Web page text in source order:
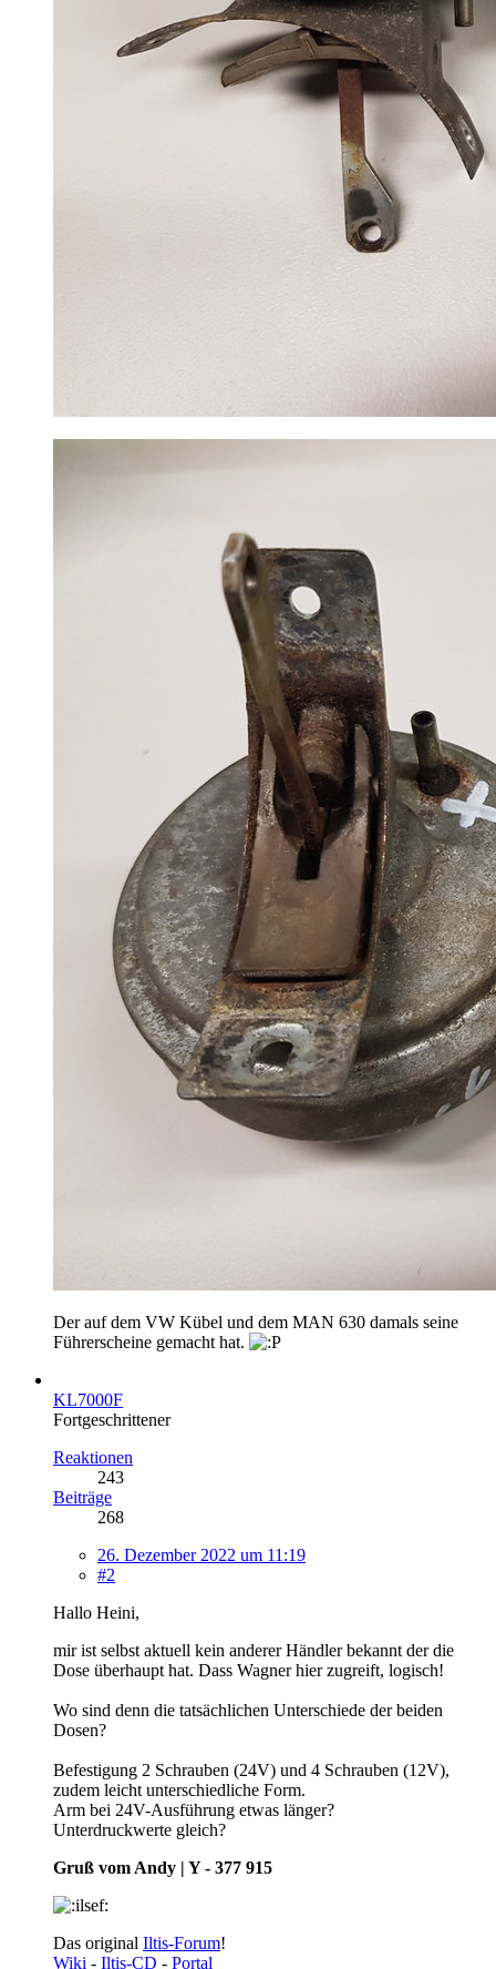
Der auf dem VW Kübel und dem MAN 630 damals seine
Führerscheine gemacht hat.
KL7000F
Fortgeschrittener
Reaktionen
243
Beiträge
268
26. Dezember 2022 um 11:19
#2
Hallo Heini,
mir ist selbst aktuell kein anderer Händler bekannt der die
Dose überhaupt hat. Dass Wagner hier zugreift, logisch!
Wo sind denn die tatsächlichen Unterschiede der beiden
Dosen?
Befestigung 2 Schrauben (24V) und 4 Schrauben (12V),
zudem leicht unterschiedliche Form.
Arm bei 24V-Ausführung etwas länger?
Unterdruckwerte gleich?
Gruß vom Andy | Y - 377 915
Das original Iltis-Forum!
Wiki - Iltis-CD - Portal